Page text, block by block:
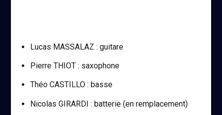
Lucas MASSALAZ : guitare
Pierre THIOT : saxophone
Théo CASTILLO : basse
Nicolas GIRARDI : batterie (en remplacement)